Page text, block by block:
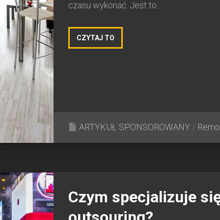
czasu wykonać. Jest to...
CZYTAJ TO
ARTYKUŁ SPONSOROWANY /
Czym specjalizuje